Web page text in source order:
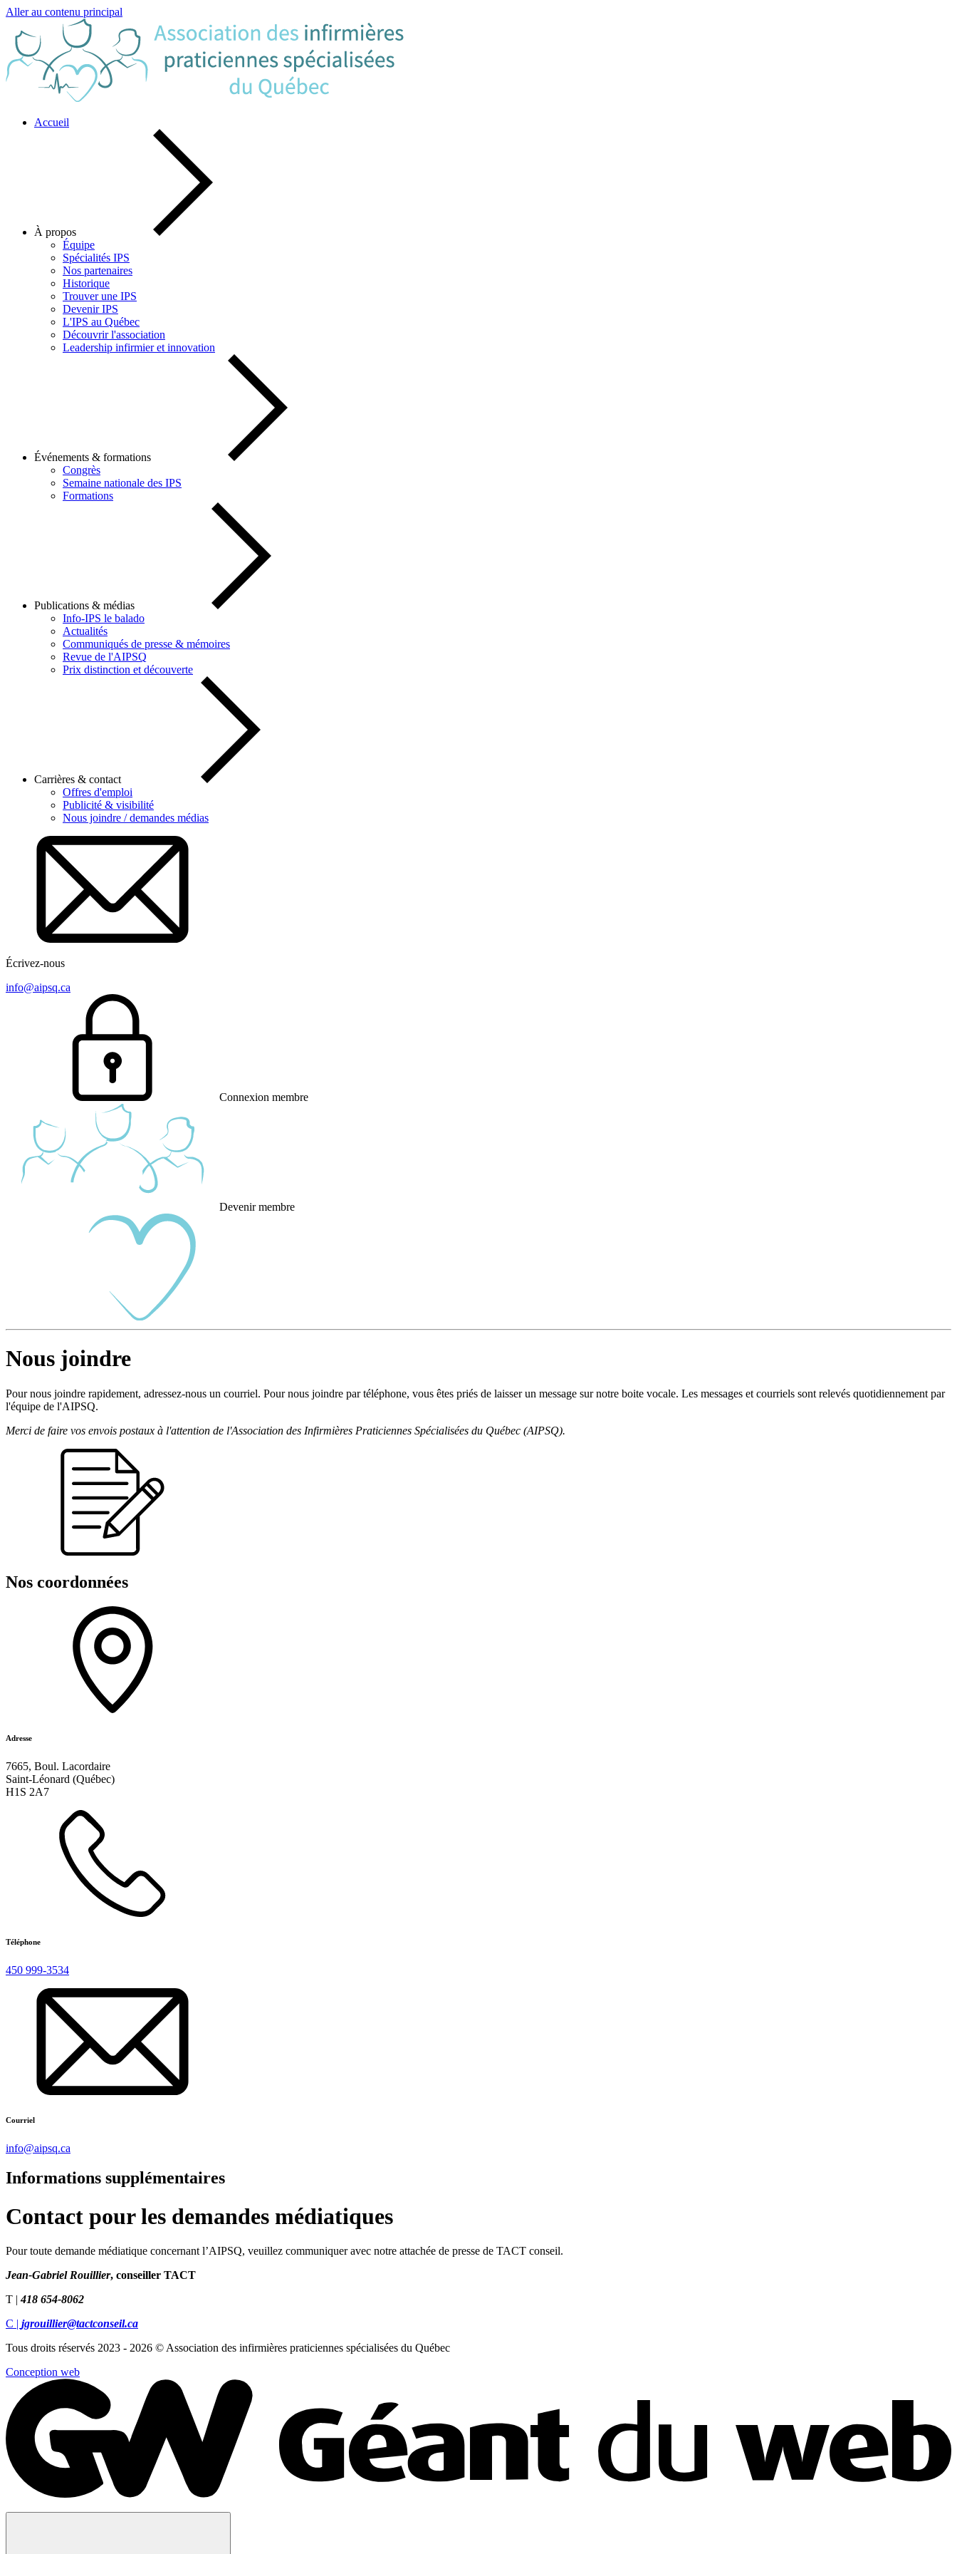
Aller au contenu principal
Accueil
À propos
Équipe
Spécialités IPS
Nos partenaires
Historique
Trouver une IPS
Devenir IPS
L'IPS au Québec
Découvrir l'association
Leadership infirmier et innovation
Événements & formations
Congrès
Semaine nationale des IPS
Formations
Publications & médias
Info-IPS le balado
Actualités
Communiqués de presse & mémoires
Revue de l'AIPSQ
Prix distinction et découverte
Carrières & contact
Offres d'emploi
Publicité & visibilité
Nous joindre / demandes médias
Écrivez-nous
info@aipsq.ca
Connexion membre
Devenir membre
Nous joindre
Pour nous joindre rapidement, adressez-nous un courriel. Pour nous joindre par téléphone, vous êtes priés de laisser un message sur notre boite vocale. Les messages et courriels sont relevés quotidiennement par
l'équipe de l'AIPSQ.
Merci de faire vos envois postaux à l'attention de l'Association des Infirmières Praticiennes Spécialisées du Québec (AIPSQ).
Nos coordonnées
Adresse
7665, Boul. Lacordaire
Saint-Léonard (Québec)
H1S 2A7
Téléphone
450 999-3534
Courriel
info@aipsq.ca
Informations supplémentaires
Contact pour les demandes médiatiques
Pour toute demande médiatique concernant l’AIPSQ, veuillez communiquer avec notre attachée de presse de TACT conseil.
Jean-Gabriel Rouillier, conseiller TACT
T |418 654-8062
C | jgrouillier@tactconseil.ca
Tous droits réservés 2023 - 2026 © Association des infirmières praticiennes spécialisées du Québec
Conception web